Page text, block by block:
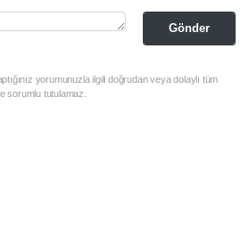
Gönder
yorumunuzla ilgili doğrudan veya dolaylı tüm
sorumlu tutulamaz.